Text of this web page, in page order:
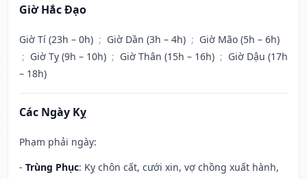
Giờ Hắc Đạo
Giờ Tí (23h – 0h) ; Giờ Dần (3h – 4h) ; Giờ Mão (5h – 6h)
; Giờ Tỵ (9h – 10h) ; Giờ Thân (15h – 16h) ; Giờ Dậu (17h
– 18h)
Các Ngày Kỵ
Phạm phải ngày:
- Trùng Phục: Kỵ chôn cất, cưới xin, vợ chồng xuất hành,